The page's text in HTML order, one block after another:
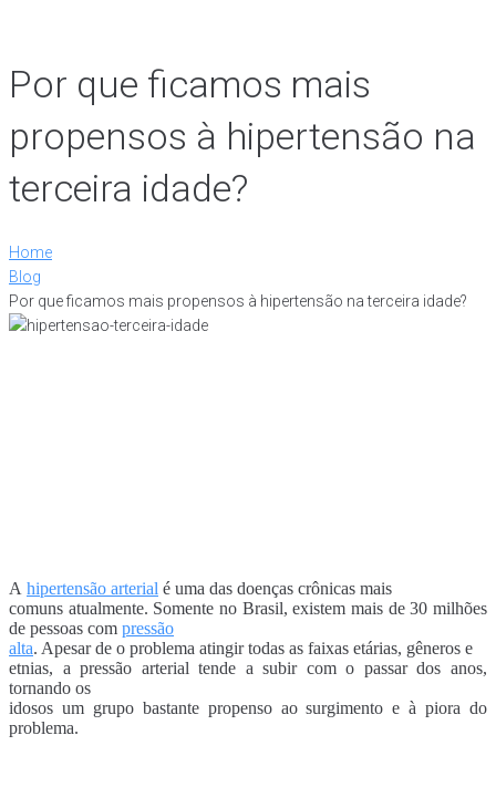
Por que ficamos mais
propensos à hipertensão na
terceira idade?
Home
Blog
Por que ficamos mais propensos à hipertensão na terceira idade?
A hipertensão arterial é uma das doenças crônicas mais
comuns atualmente. Somente no Brasil, existem mais de 30 milhões
de pessoas com pressão
alta. Apesar de o problema atingir todas as faixas etárias, gêneros e
etnias, a pressão arterial tende a subir com o passar dos anos,
tornando os
idosos um grupo bastante propenso ao surgimento e à piora do
problema.